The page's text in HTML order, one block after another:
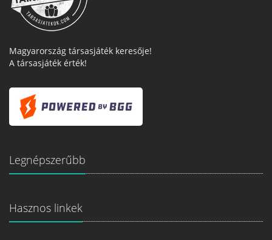
Magyarország társasjáték keresője!
A társasjáték érték!
Legnépszerűbb
Hasznos linkek